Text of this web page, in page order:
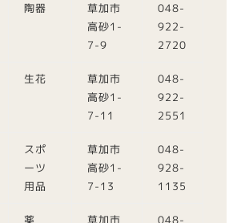
陶器
草加市
高砂1-
7-9
048-
922-
2720
生花
草加市
高砂1-
7-11
048-
922-
2551
スポ
ーツ
用品
草加市
高砂1-
7-13
048-
928-
1135
薬 草加市 048-